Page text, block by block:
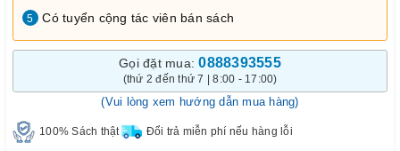
5 Có tuyển cộng tác viên bán sách
Gọi đặt mua:0888393555
(thứ 2 đến thứ 7 | 8:00 - 17:00)
(Vui lòng xem hướng dẫn mua hàng)
100% Sách thật Đổi trả miễn phí nếu hàng lỗi